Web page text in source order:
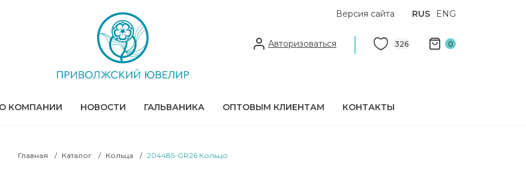
Версия сайта RUS ENG
Авторизоваться 326 0
О КОМПАНИИ НОВОСТИ ГАЛЬВАНИКА ОПТОВЫМ КЛИЕНТАМ КОНТАКТЫ
Главная Каталог Кольца 204485-GR26 Кольцо